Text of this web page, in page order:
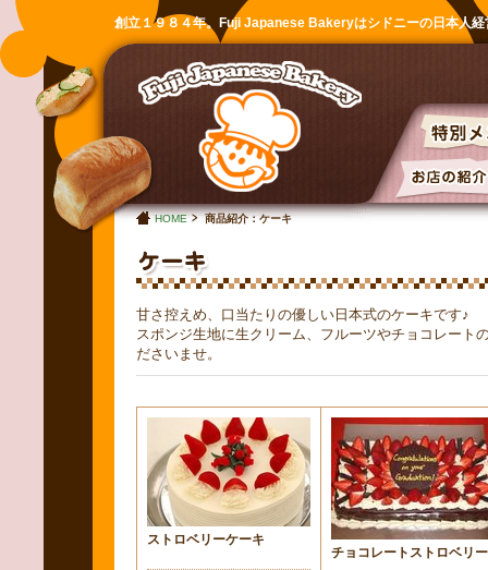
創立１９８４年。Fuji Japanese Bakeryはシドニーの日本人経
HOME 商品紹介：ケーキ
甘さ控えめ、口当たりの優しい日本式のケーキです♪
スポンジ生地に生クリーム、フルーツやチョコレート
ださいませ。
ストロベリーケーキ
チョコレートストロベリー